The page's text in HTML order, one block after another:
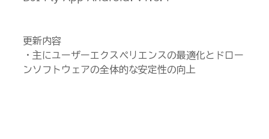
更新内容
・主にユーザーエクスペリエンスの最適化とドロー
ンソフトウェアの全体的な安定性の向上